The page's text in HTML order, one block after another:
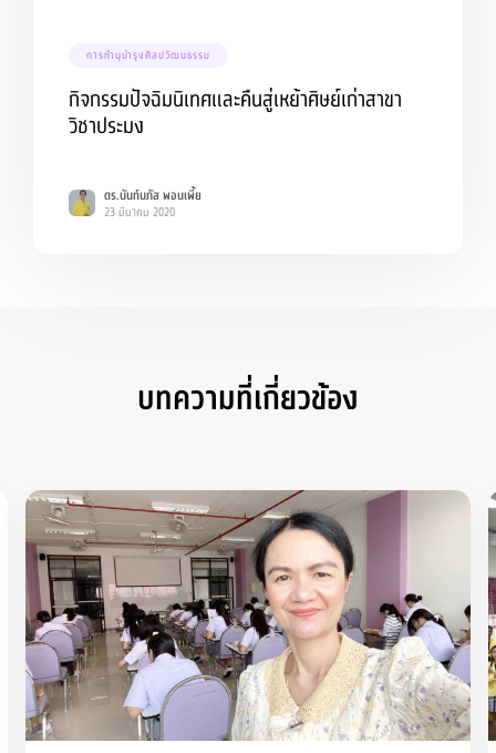
การทำนุบำรุงศิลปวัฒนธรรม
กิจกรรมปัจฉิมนิเทศและคืนสู่เหย้าศิษย์เก่าสาขา
วิชาประมง
ดร.นันท์นภัส พอนเพี้ย
23 มีนาคม 2020
บทความที่เกี่ยวข้อง